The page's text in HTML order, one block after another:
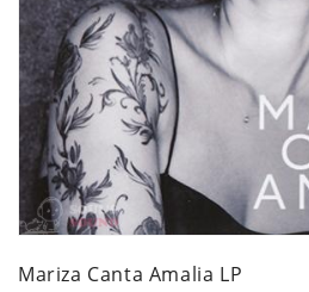
Mariza Canta Amalia LP